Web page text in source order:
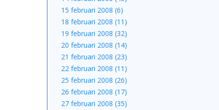
15 februari 2008 (6)
18 februari 2008 (11)
19 februari 2008 (32)
20 februari 2008 (14)
21 februari 2008 (23)
22 februari 2008 (11)
25 februari 2008 (26)
26 februari 2008 (17)
27 februari 2008 (35)